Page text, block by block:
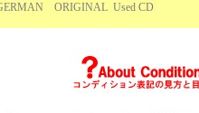
ORIGINAL Used CD